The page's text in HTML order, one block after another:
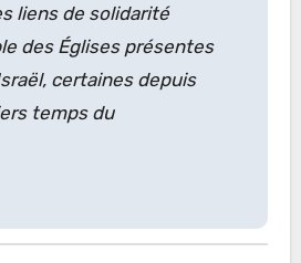
liens de solidarité
des Églises présentes
certaines depuis
temps du